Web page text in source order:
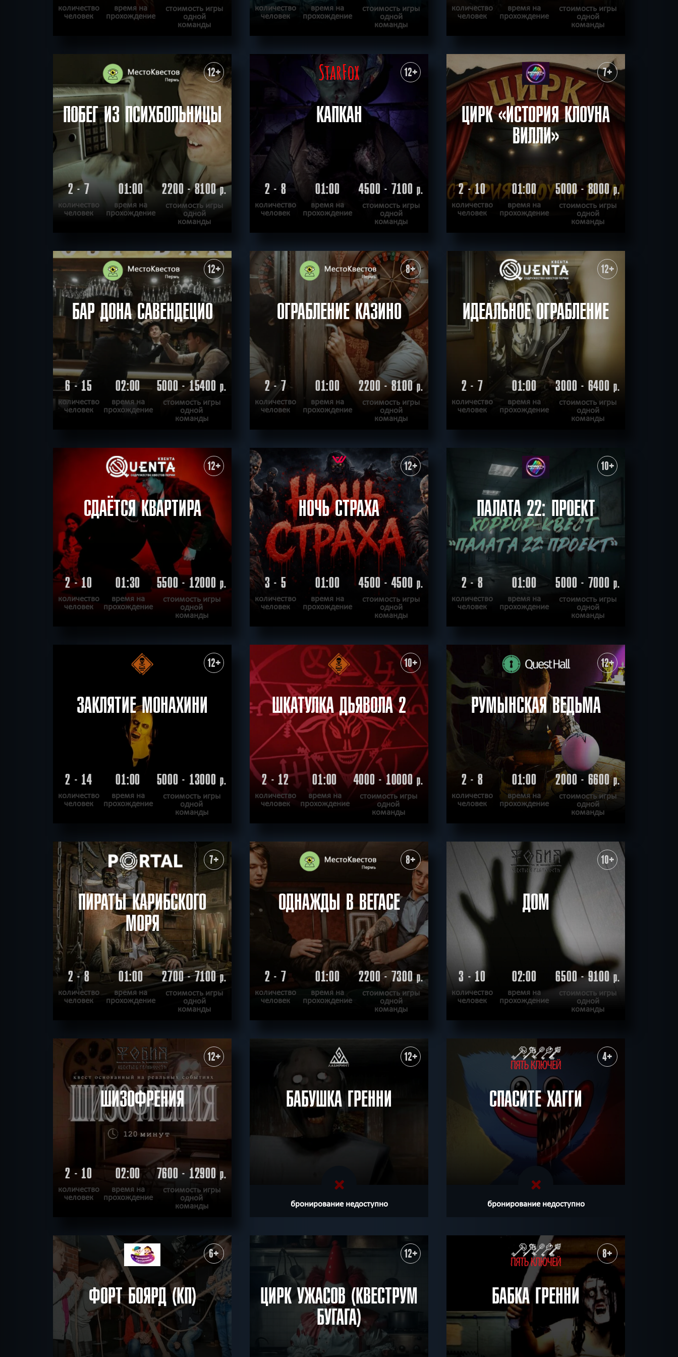
количество
человек
время на
прохождение
стоимость игры
одной
команды
ХОЧУ ПРОЙТИ КВЕСТ ПРОЙДЕН
количество
человек
время на
прохождение
стоимость игры
одной
команды
ХОЧУ ПРОЙТИ | КВЕСТ ПРОЙДЕН
количество
человек
время на
прохождение
стоимость игры
одной
команды
ХОЧУ ПРОЙТИ | КВЕСТ ПРОЙДЕН
12+
ПОБЕГ ИЗ ПСИХБОЛЬНИЦЫ
2 - 7
количество
человек
01:00
время на
прохождение
2200 - 8100р.
стоимость игры
одной
команды
ХОЧУ ПРОЙТИ КВЕСТ ПРОЙДЕН
12+
КАПКАН
2 - 8
количество
человек
01:00
время на
прохождение
4500 - 7100р.
стоимость игры
одной
команды
ХОЧУ ПРОЙТИ | КВЕСТ ПРОЙДЕН
7+
ЦИРК «ИСТОРИЯ КЛОУНА
ВИЛЛИ»
2 - 10
количество
человек
01:00
время на
прохождение
5000 - 8000р.
стоимость игры
одной
команды
ХОЧУ ПРОЙТИ | КВЕСТ ПРОЙДЕН
12+
БАР ДОНА САВЕНДЕЦИО
6 - 15
количество
человек
02:00
время на
прохождение
5000 - 15400р.
стоимость игры
одной
команды
ХОЧУ ПРОЙТИ | КВЕСТ ПРОЙДЕН
8+
ОГРАБЛЕНИЕ КАЗИНО
2 - 7
количество
человек
01:00
время на
прохождение
2200 - 8100р.
стоимость игры
одной
команды
ХОЧУ ПРОЙТИ | КВЕСТ ПРОЙДЕН
12+
ИДЕАЛЬНОЕ ОГРАБЛЕНИЕ
2 - 7
количество
человек
01:00
время на
прохождение
3000 - 6400р.
стоимость игры
одной
команды
ХОЧУ ПРОЙТИ | КВЕСТ ПРОЙДЕН
12+
СДАЁТСЯ КВАРТИРА
2 - 10
количество
человек
01:30
время на
прохождение
5500 - 12000р.
стоимость игры
одной
команды
| КВЕСТ ПРОЙДЕН
12+
НОЧЬ СТРАХА
3 - 5
количество
человек
01:00
время на
прохождение
4500 - 4500р.
стоимость игры
одной
команды
ХОЧУ ПРОЙТИ | КВЕСТ ПРОЙДЕН
10+
ПАЛАТА 22: ПРОЕКТ
2 - 8
количество
человек
01:00
время на
прохождение
5000 - 7000р.
стоимость игры
одной
команды
ХОЧУ ПРОЙТИ | КВЕСТ ПРОЙДЕН
12+
ЗАКЛЯТИЕ МОНАХИНИ
2 - 14
количество
человек
01:00
время на
прохождение
5000 - 13000р.
стоимость игры
одной
команды
ХОЧУ ПРОЙТИ | КВЕСТ ПРОЙДЕН
10+
ШКАТУЛКА ДЬЯВОЛА 2
2 - 12
количество
человек
01:00
время на
прохождение
4000 - 10000р.
стоимость игры
одной
команды
ХОЧУ ПРОЙТИ КВЕСТ ПРОЙДЕН
12+
РУМЫНСКАЯ ВЕДЬМА
2 - 8
количество
человек
01:00
время на
прохождение
2000 - 6600р.
стоимость игры
одной
команды
ХОЧУ ПРОЙТИ | КВЕСТ ПРОЙДЕН
7+
ПИРАТЫ КАРИБСКОГО
МОРЯ
2 - 8
количество
человек
01:00
время на
прохождение
2700 - 7100р.
стоимость игры
одной
команды
ХОЧУ ПРОЙТИ | КВЕСТ ПРОЙДЕН
8+
ОДНАЖДЫ В ВЕГАСЕ
2 - 7
количество
человек
01:00
время на
прохождение
2200 - 7300р.
стоимость игры
одной
команды
|
10+
ДОМ
3 - 10
количество
человек
02:00
время на
прохождение
6500 - 9100р.
стоимость игры
одной
команды
ХОЧУ ПРОЙТИ | КВЕСТ ПРОЙДЕН
12+
ШИЗОФРЕНИЯ
2 - 10
количество
человек
02:00
время на
прохождение
7600 - 12900р.
стоимость игры
одной
команды
ХОЧУ ПРОЙТИ | КВЕСТ ПРОЙДЕН
12+
БАБУШКА ГРЕННИ
бронирование недоступно
4+
СПАСИТЕ ХАГГИ
бронирование недоступно
6+
ФОРТ БОЯРД (КП)
12+
ЦИРК УЖАСОВ (КВЕСТРУМ
БУГАГА)
8+
БАБКА ГРЕННИ